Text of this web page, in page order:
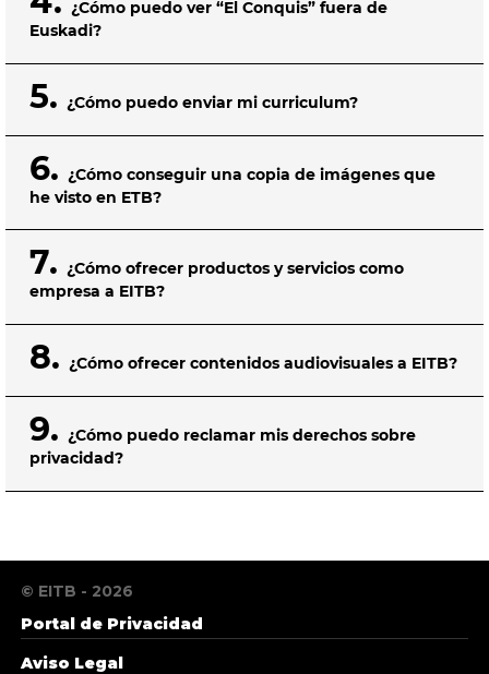
¿Cómo puedo ver “El Conquis” fuera de
Euskadi?
5. ¿Cómo puedo enviar mi curriculum?
6.
¿Cómo conseguir una copia de imágenes que
he visto en ETB?
7. ¿Cómo ofrecer productos y servicios como
empresa a EITB?
8. ¿Cómo ofrecer contenidos audiovisuales a EITB?
9.
¿Cómo puedo reclamar mis derechos sobre
privacidad?
© EITB - 2026
Portal de Privacidad
Aviso Legal